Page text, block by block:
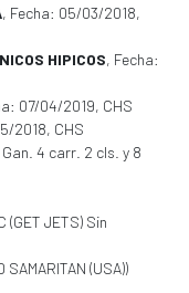
, Fecha: 05/03/2018,
HIPICOS, Fecha:
07/04/2019, CHS
2018, CHS
Gan. 4 carr. 2 cls. y 8
(GET JETS) Sin
SAMARITAN (USA))